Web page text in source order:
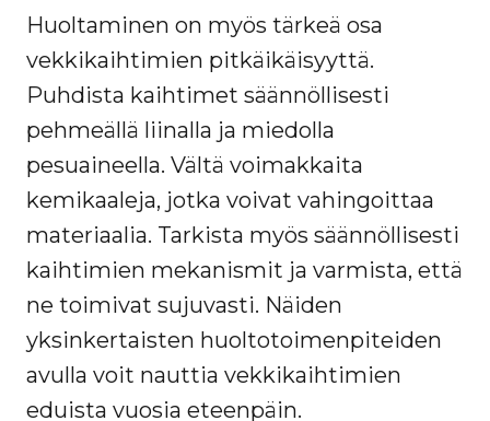
Huoltaminen on myös tärkeä osa
vekkikaihtimien pitkäikäisyyttä.
Puhdista kaihtimet säännöllisesti
pehmeällä liinalla ja miedolla
pesuaineella. Vältä voimakkaita
kemikaaleja, jotka voivat vahingoittaa
materiaalia. Tarkista myös säännöllisesti
kaihtimien mekanismit ja varmista, että
ne toimivat sujuvasti. Näiden
yksinkertaisten huoltotoimenpiteiden
avulla voit nauttia vekkikaihtimien
eduista vuosia eteenpäin.